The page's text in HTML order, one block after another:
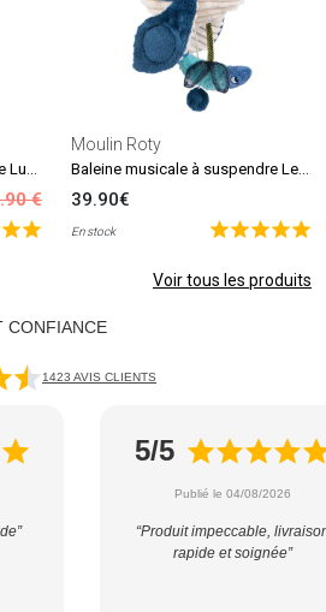
€
Moulin Roty
39.90€
En stock
Voir tous les produits
CONFIANCE
1423 AVIS CLIENTS
5/5
Publié le 04/08/2026
“Produit impeccable,
rapide et soignée”